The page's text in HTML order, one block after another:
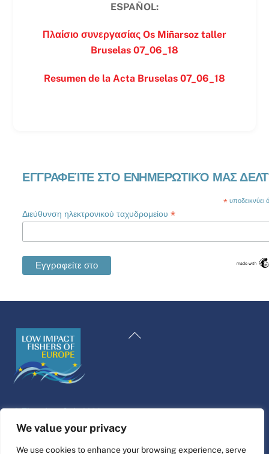
We value your privacy
We use cookies to enhance your browsing experience, serve
ESPAÑOL:
Πλαίσιο συνεργασίας Os Miñarsoz taller
Bruselas 07_06_18
Resumen de la Acta Bruselas 07_06_18
ΕΓΓΡΑΦΕΊΤΕ ΣΤΟ ΕΝΗΜΕΡΩΤΙΚΌ ΜΑΣ
* υποδεικνύει
Διεύθυνση ηλεκτρονικού ταχυδρομείου*
Επιστροφή
©Πλατφόρμα ζωής2026
Σχεδιασμός και κατασκευή ιστοσελίδας από
Swedish